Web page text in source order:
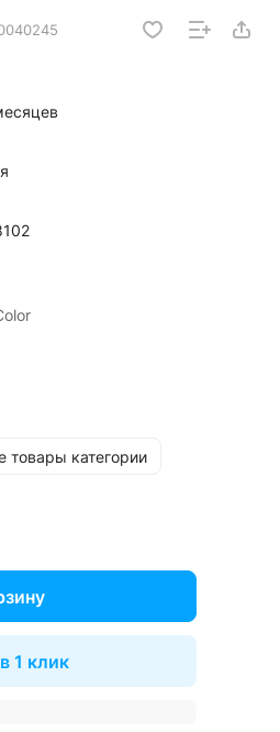
товары категории
1 клик